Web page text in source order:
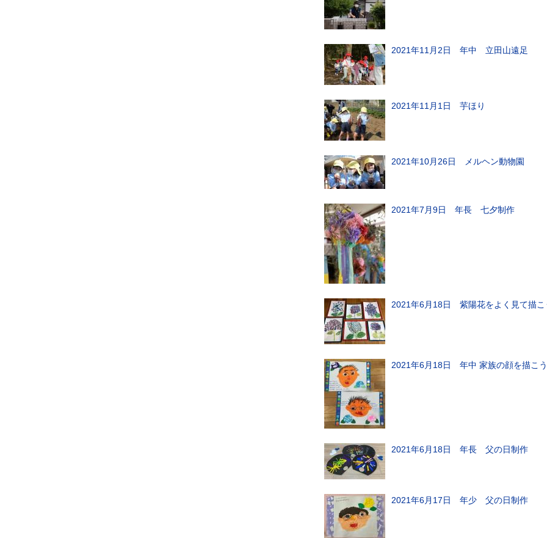
2021年11月2日 年中 立田山遠足
2021年11月1日 芋ほり
2021年10月26日 メルヘン動物園
2021年7月9日 年長 七夕制作
2021年6月18日 紫陽花をよく見て描こ
2021年6月18日 年中 家族の顔を描こ
2021年6月18日 年長 父の日制作
2021年6月17日 年少 父の日制作